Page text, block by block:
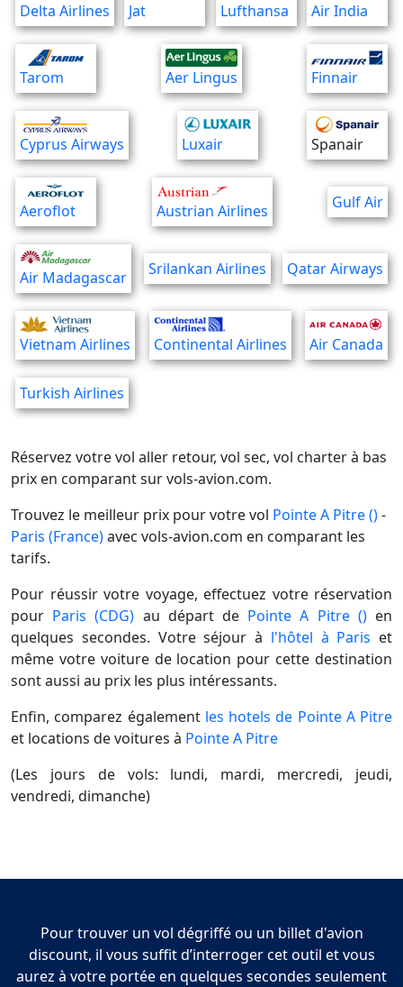
Delta Airlines Jat Lufthansa Air India
Tarom Aer Lingus Finnair
Cyprus Airways Luxair Spanair
Aeroflot Austrian Airlines Gulf Air
Air Madagascar Srilankan Airlines Qatar Airways
Vietnam Airlines Continental Airlines Air Canada
Turkish Airlines
Réservez votre vol aller retour, vol sec, vol charter à bas
prix en comparant sur vols-avion.com.
Trouvez le meilleur prix pour votre vol Pointe A Pitre ()-
Paris (France)avec vols-avion.com en comparant les
tarifs.
Pour réussir votre voyage, effectuez votre réservation
pour Paris (CDG) au départ de Pointe A Pitre ()en
quelques secondes. Votre séjour à l'hôtel à Paris et
même votre voiture de location pour cette destination
sont aussi au prix les plus intéressants.
Enfin, comparez également les hotels de Pointe A Pitre
et locations de voitures à Pointe A Pitre
(Les jours de vols: lundi, mardi, mercredi, jeudi,
vendredi, dimanche)
Pour trouver un vol dégriffé ou un billet d'avion
discount, il vous suffit d’interroger cet outil et vous
aurez à votre portée en quelques secondes seulement